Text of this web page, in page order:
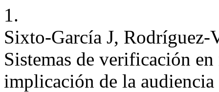
1.
Sixto-García J,
Sistemas de verificación
implicación de la